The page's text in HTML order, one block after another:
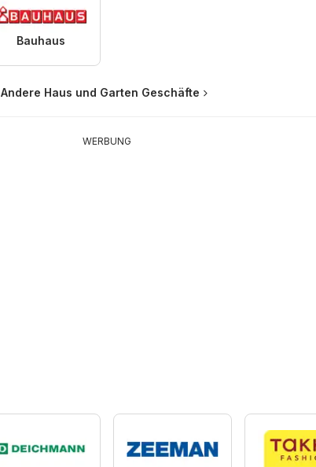
Bauhaus
Andere Haus und Garten Geschäfte
WERBUNG